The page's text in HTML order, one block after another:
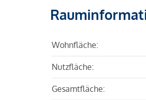
Wohnfläche:
Nutzfläche:
Gesamtfläche: